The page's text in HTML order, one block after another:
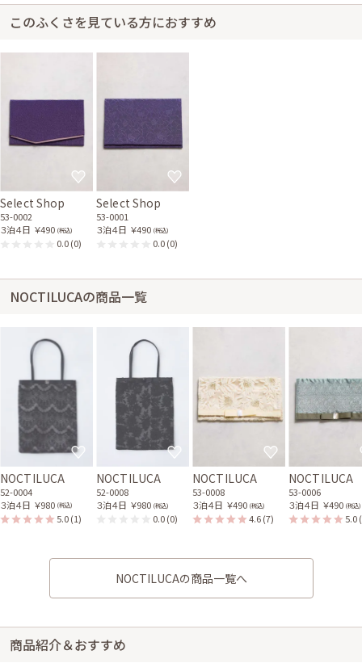
このふくさを見ている方におすすめ
Select Shop
53-0002
３泊４日 ￥490 (税込)
0.0(0)
Select Shop
53-0001
３泊４日 ￥490 (税込)
0.0(0)
NOCTILUCAの商品一覧
NOCTILUCA
52-0004
３泊４日 ￥980 (税込)
5.0(1)
NOCTILUCA
52-0008
３泊４日 ￥980 (税込)
0.0(0)
NOCTILUCA
53-0008
３泊４日 ￥490 (税込)
4.6(7)
NOCTILUCA
53-0006
３泊４日 ￥490 (税込)
5.0
NOCTILUCAの商品一覧へ
商品紹介＆おすすめ